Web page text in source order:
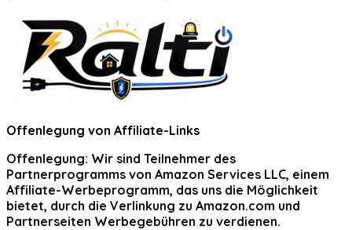
Offenlegung von Affiliate-Links
Offenlegung: Wir sind Teilnehmer des
Partnerprogramms von Amazon Services LLC, einem
Affiliate-Werbeprogramm, das uns die Möglichkeit
bietet, durch die Verlinkung zu Amazon.com und
Partnerseiten Werbegebühren zu verdienen.